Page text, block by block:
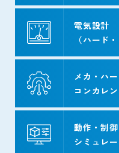
電気設計
（ハード
メカ・ハ
コンカレ
動作・制
シミュレ